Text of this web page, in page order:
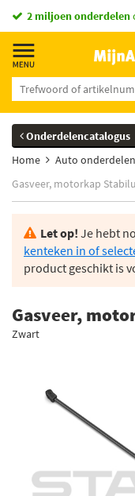
2 miljoen onderdelen
Onderdelencatalogus
Home
Auto onderdelen
Gasveer, motorkap
Let op! Je hebt
kenteken in of
product geschikt is
Gasveer,
Zwart